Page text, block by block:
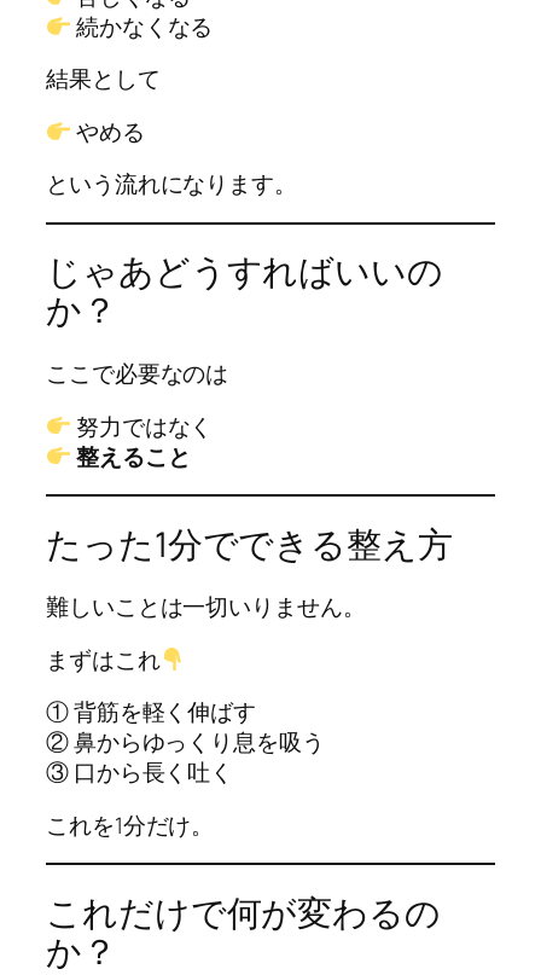
続かなくなる
結果として
やめる
という流れになります。
じゃあどうすればいいの
か？
ここで必要なのは
努力ではなく
整えること
たった1分でできる整え方
難しいことは一切いりません。
まずはこれ
① 背筋を軽く伸ばす
② 鼻からゆっくり息を吸う
③ 口から長く吐く
これを1分だけ。
これだけで何が変わるの
か？